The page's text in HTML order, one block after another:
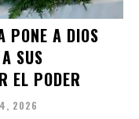
PONE A DIOS
SUS
EL PODER
4, 2026